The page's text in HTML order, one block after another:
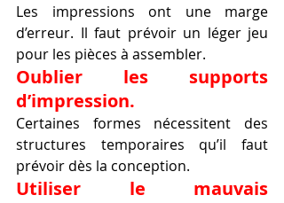
Les impressions ont une marge
d’erreur. Il faut prévoir un léger jeu
pour les pièces à assembler.
Oublier les supports
d’impression.
Certaines formes nécessitent des
structures temporaires qu’il faut
prévoir dès la conception.
Utiliser le mauvais